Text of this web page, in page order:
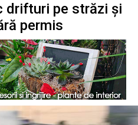
drifturi pe străzi și
permis